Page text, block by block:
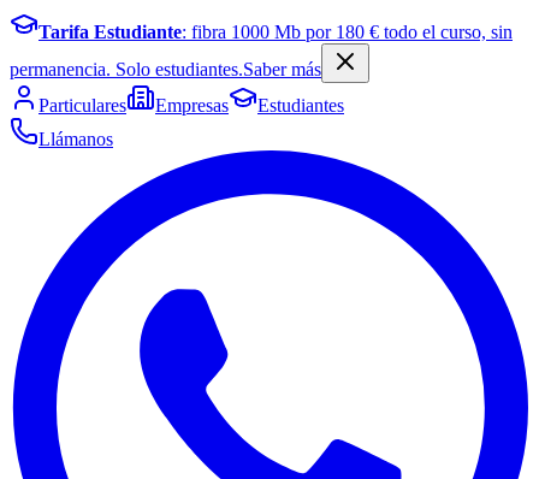
Tarifa Estudiante: fibra 1000 Mb por 180 € todo el curso, sin
permanencia. Solo estudiantes.Saber más
Particulares
Empresas
Estudiantes
Llámanos